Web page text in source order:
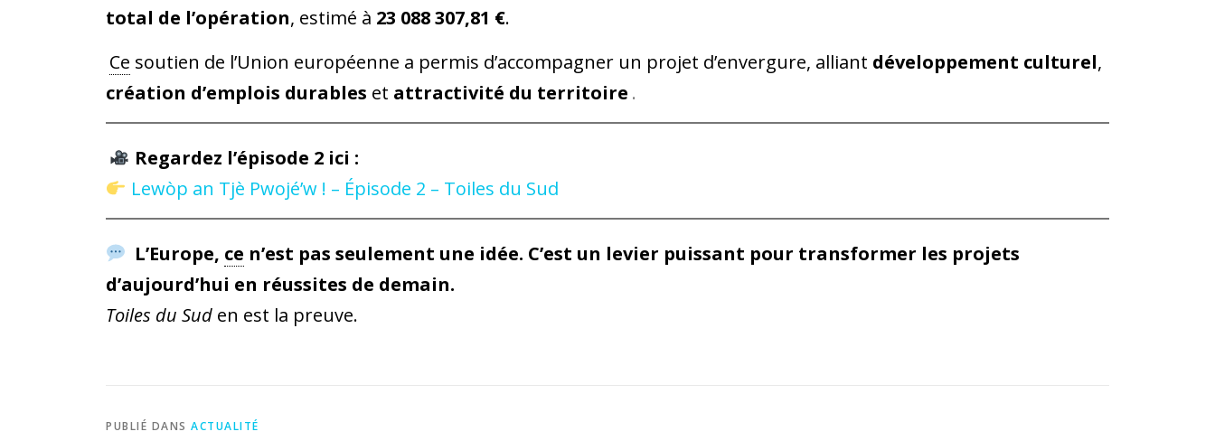
total de l’opération, estimé à 23 088 307,81 €.
Ce soutien de l’Union européenne a permis d’accompagner un projet d’envergure, alliant développement culturel,
création d’emplois durables et attractivité du territoire .
Regardez l’épisode 2 ici :
Lewòp an Tjè Pwojé’w ! – Épisode 2 – Toiles du Sud
L’Europe, ce n’est pas seulement une idée. C’est un levier puissant pour transformer les projets
d’aujourd’hui en réussites de demain.
Toiles du Sud en est la preuve.
PUBLIÉ DANS ACTUALITÉ